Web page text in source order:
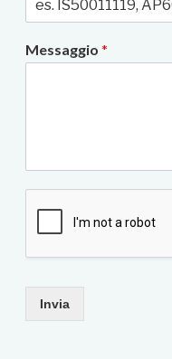
Messaggio *
Invia